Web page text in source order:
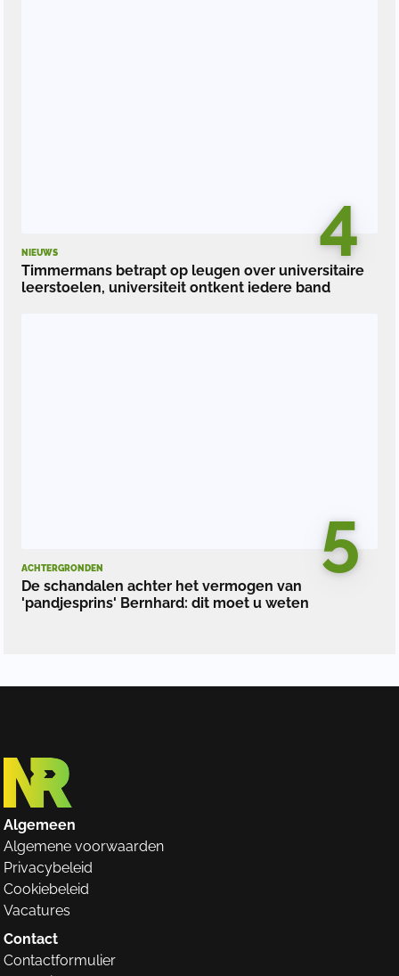
4
NIEUWS
Timmermans betrapt op leugen over universitaire
leerstoelen, universiteit ontkent iedere band
5
ACHTERGRONDEN
De schandalen achter het vermogen van
'pandjesprins' Bernhard: dit moet u weten
Algemeen
Algemene voorwaarden
Privacybeleid
Cookiebeleid
Vacatures
Contact
Contactformulier